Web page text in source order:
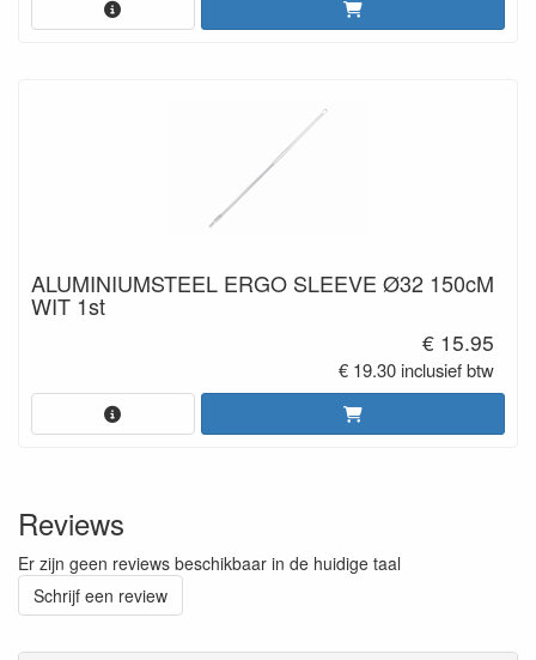
ALUMINIUMSTEEL ERGO SLEEVE Ø32 150cM
WIT 1st
€ 15.95
€ 19.30 inclusief btw
Reviews
Er zijn geen reviews beschikbaar in de huidige taal
Schrijf een review